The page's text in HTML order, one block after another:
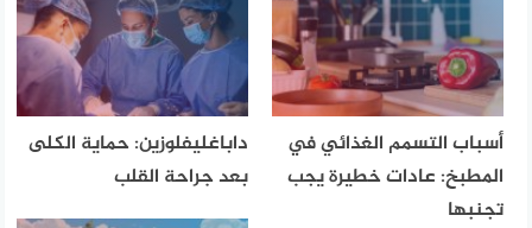
أسباب التسمم الغذائي في
المطبخ: عادات خطيرة يجب
تجنبها
داباغليفلوزين: حماية الكلى
بعد جراحة القلب